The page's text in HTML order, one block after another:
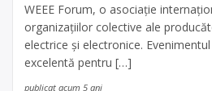
WEEE Forum, o asociație
organizațiilor colective ale
electrice și electronice.
excelentă pentru […]
publicat acum 5 ani